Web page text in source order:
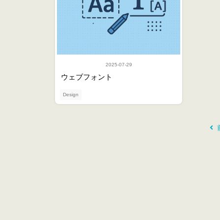
Design
2025-07-29
ウェブフォント